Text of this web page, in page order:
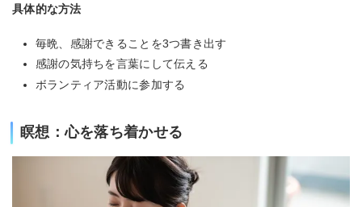
具体的な方法
毎晩、感謝できることを3つ書き出す
感謝の気持ちを言葉にして伝える
ボランティア活動に参加する
瞑想：心を落ち着かせる